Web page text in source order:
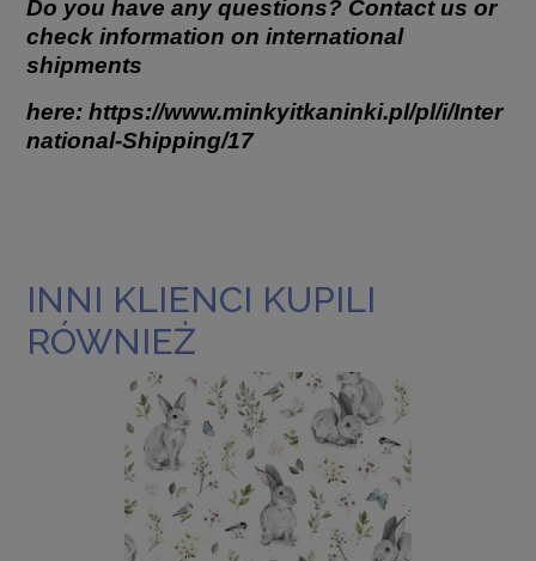
Do you have any questions? Contact us or
check information on international
shipments
here: https://www.minkyitkaninki.pl/pl/i/Inter
national-Shipping/17
INNI KLIENCI KUPILI
RÓWNIEŻ